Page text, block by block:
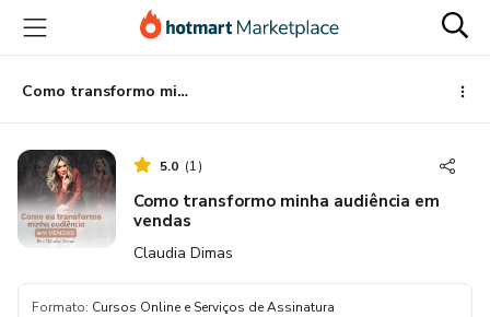
para
conteúdo
principal
para
pagamento
para
rodapé
Como transformo minha audiência em vendas
5.0 (1)
Como transformo minha audiência em
vendas
Claudia Dimas
Formato: Cursos Online e Serviços de Assinatura